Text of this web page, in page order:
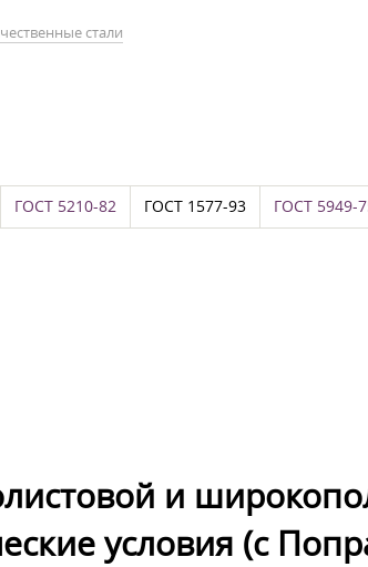
стали
ГОСТ 5210-82 ГОСТ 1577-93 ГОСТ 5949-
и
условия (с